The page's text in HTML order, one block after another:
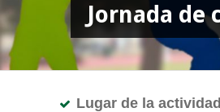
Jornada de
Lugar de la actividad